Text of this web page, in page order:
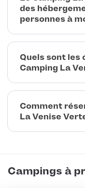
des
personnes à
Quels sont les
Camping La
Comment
La Venise
Campings à